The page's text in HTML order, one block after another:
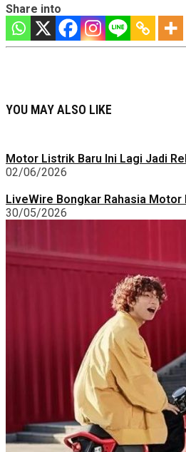
Share into
YOU MAY ALSO LIKE
Motor Listrik Baru Ini Lagi Jadi
02/06/2026
LiveWire Bongkar Rahasia
30/05/2026